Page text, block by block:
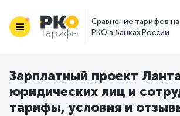
Сравнение тарифов на
РКО в банках России
Зарплатный проект
юридических лиц и
тарифы, условия и